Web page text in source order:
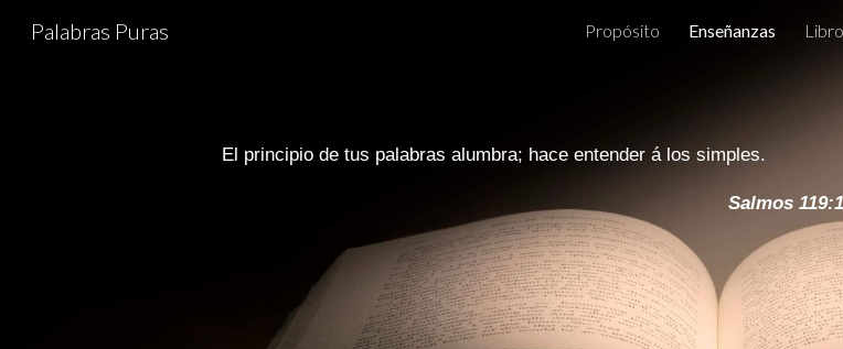
Skip to main content
Palabras Puras Propósito Enseñanzas
El principio de tus palabras alumbra; hace entender á los simples.
Salmos